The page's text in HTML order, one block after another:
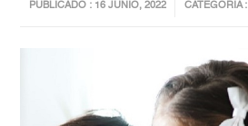
PUBLICADO : 16 JUNIO, 2022 CATEGORIA :